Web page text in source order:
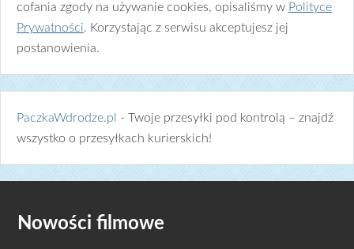
cofania zgody na używanie cookies, opisaliśmy w Polityce
Prywatności. Korzystając z serwisu akceptujesz jej
postanowienia.
PaczkaWdrodze.pl
- Twoje przesyłki pod kontrolą – znajdź
wszystko o przesyłkach kurierskich!
Nowości filmowe